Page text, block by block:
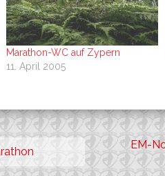
Marathon-WC auf Zypern
11. April 2005
EM-